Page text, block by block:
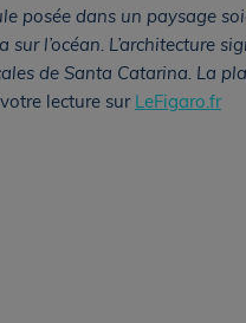
posée dans un paysage
sur l’océan. L’architecture
de Santa Catarina. La
lecture sur LeFigaro.fr